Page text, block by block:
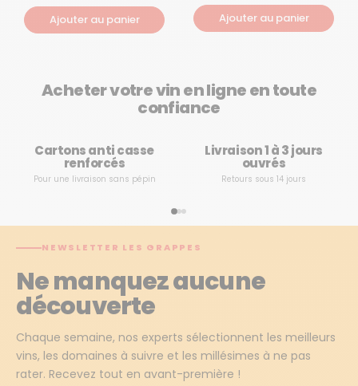
Ajouter au panier Ajouter au panier
Acheter votre vin en ligne en toute
confiance
Cartons anti casse
renforcés
Pour une livraison sans pépin
Livraison 1 à 3 jours
ouvrés
Retours sous 14 jours
NEWSLETTER LES GRAPPES
Ne manquez aucune
découverte
Chaque semaine, nos experts sélectionnent les meilleurs
vins, les domaines à suivre et les millésimes à ne pas
rater. Recevez tout en avant-première !